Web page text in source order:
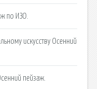
по ИЗО.
искусству Осенний
пейзаж.